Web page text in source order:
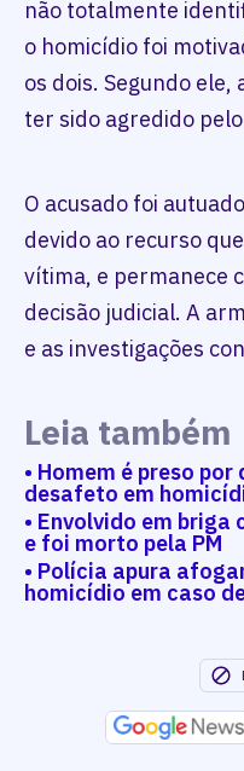
não totalmente
o homicídio foi
os dois. Segundo ele,
ter sido agredido
O acusado foi
devido ao recurso
vítima, e permanece
decisão judicial. A
e as investigações
Leia também
• Homem é preso
desafeto em
• Envolvido em
e foi morto pela PM
• Polícia apura
homicídio em caso